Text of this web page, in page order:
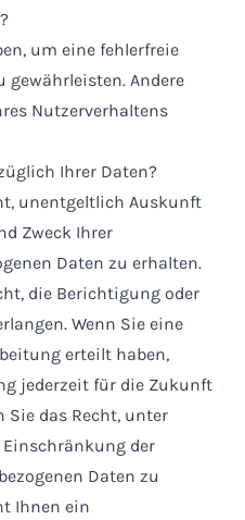
um eine fehlerfreie
gewährleisten. Andere
Nutzerverhaltens
Ihrer Daten?
unentgeltlich Auskunft
Zweck Ihrer
Daten zu erhalten.
die Berichtigung oder
Wenn Sie eine
erteilt haben,
jederzeit für die Zukunft
Sie das Recht, unter
der
Daten zu
Ihnen ein